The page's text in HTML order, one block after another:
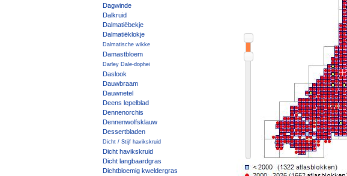
Dagwinde
Dalkruid
Dalmatiëbekje
Dalmatiëklokje
Dalmatische wikke
Damastbloem
Darley Dale-dophei
Daslook
Dauwbraam
Dauwnetel
Deens lepelblad
Dennenorchis
Dennenwolfsklauw
Dessertbladen
Dicht / Stijf havikskruid
Dicht havikskruid
Dicht langbaardgras
Dichtbloemig kweldergras